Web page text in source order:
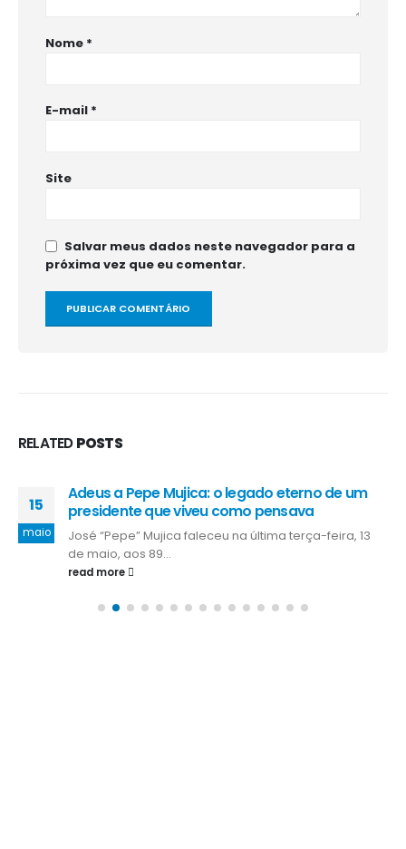
Nome *
E-mail *
Site
Salvar meus dados neste navegador para a
próxima vez que eu comentar.
RELATEDPOSTS
15
maio
Adeus a Pepe Mujica: o legado eterno de um
presidente que viveu como pensava
José “Pepe” Mujica faleceu na última terça-feira, 13
de maio, aos 89...
read more